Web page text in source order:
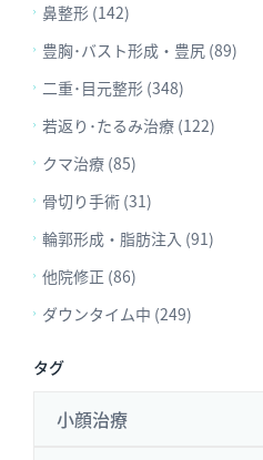
鼻整形 (142)
豊胸･バスト形成・豊尻 (89)
二重･目元整形 (348)
若返り･たるみ治療 (122)
クマ治療 (85)
骨切り手術 (31)
輪郭形成・脂肪注入 (91)
他院修正 (86)
ダウンタイム中 (249)
タグ
小顔治療